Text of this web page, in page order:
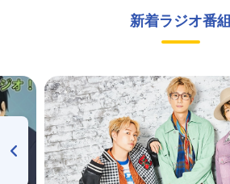
新着ラジオ番組